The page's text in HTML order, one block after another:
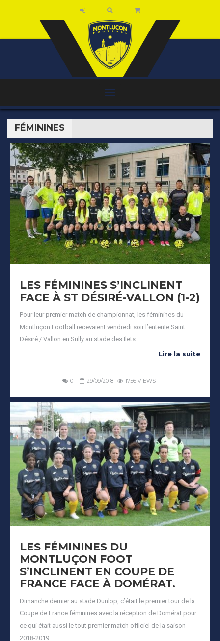
FÉMININES
LES FÉMININES S’INCLINENT
FACE À ST DÉSIRÉ-VALLON (1-2)
Pour leur premier match de championnat, les féminines du
Montluçon Football recevaient vendredi soir l’entente Saint
Désiré / Vallon en Sully au stade des Ilets.
Lire la suite
0 29/09/2018 1756 VIEWS
LES FÉMININES DU
MONTLUÇON FOOT
S’INCLINENT EN COUPE DE
FRANCE FACE À DOMÉRAT.
Dimanche dernier au stade Dunlop, c’était le premier tour de la
Coupe de France féminines avec la réception de Domérat pour
ce qui était aussi le tout premier match officiel de la saison
2018-2019.